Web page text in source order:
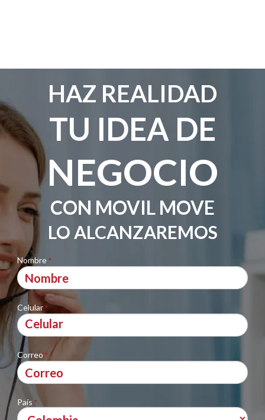
HAZ REALIDAD
TU IDEA DE
NEGOCIO
CON MOVIL MOVE
LO ALCANZAREMOS
Nombre*
Celular*
Correo*
País*